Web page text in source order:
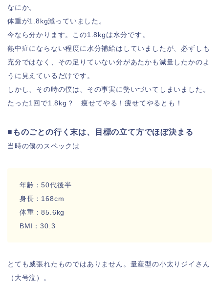
なにか。
体重が1.8kg減っていました。
今なら分かります。この1.8kgは水分です。
熱中症にならない程度に水分補給はしていましたが、必ずしも
充分ではなく、その足りていない分があたかも減量したかのよ
うに見えているだけです。
しかし、その時の僕は、その事実に勢いづいてしまいました。
たった1回で1.8kg？ 痩せてやる！痩せてやるとも！
■ものごとの行く末は、目標の立て方でほぼ決まる
当時の僕のスペックは
年齢：50代後半
身長：168cm
体重：85.6kg
BMI：30.3
とても威張れたものではありません。量産型の小太りジイさん
（大号泣）。